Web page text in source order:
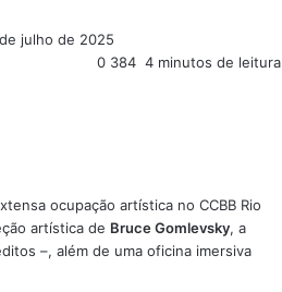
julho de 2025
0 384 4 minutos de leitura
ocupação artística no CCBB Rio
artística de Bruce Gomlevsky, a
–, além de uma oficina imersiva